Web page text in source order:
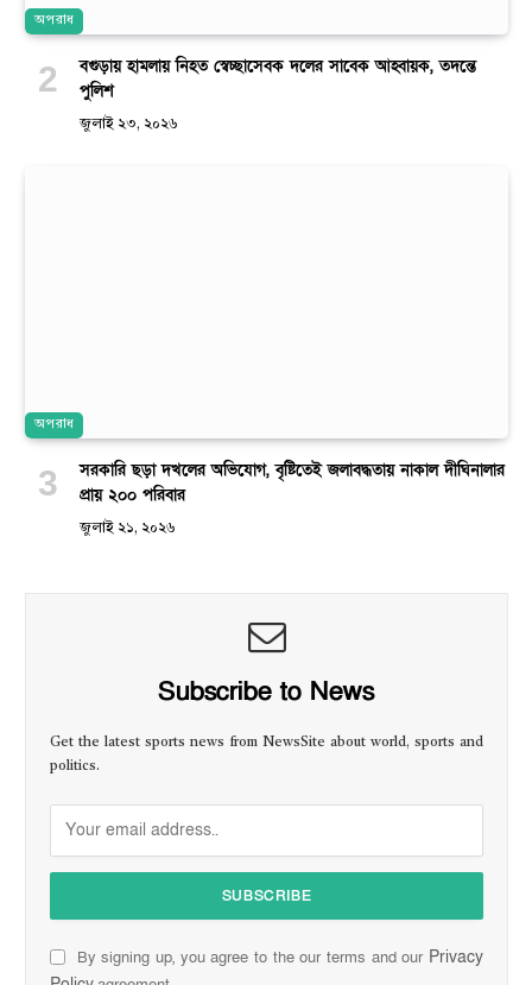
অপরাধ
বগুড়ায় হামলায় নিহত স্বেচ্ছাসেবক দলের সাবেক আহ্বায়ক, তদন্তে
পুলিশ
জুলাই ২৩, ২০২৬
অপরাধ
সরকারি ছড়া দখলের অভিযোগ, বৃষ্টিতেই জলাবদ্ধতায় নাকাল দীঘিনালার
প্রায় ২০০ পরিবার
জুলাই ২১, ২০২৬
Subscribe to News
Get the latest sports news from NewsSite about world, sports and
politics.
By signing up, you agree to the our terms and our Privacy